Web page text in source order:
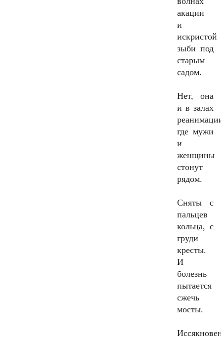
акации
и
искристой
зыби под
старым
садом.
Нет, она
и в залах
где мужи
и
женщины
стонут
рядом.
Сняты с
пальцев
кольца, с
груди
кресты.
И
болезнь
пытается
сжечь
мосты.